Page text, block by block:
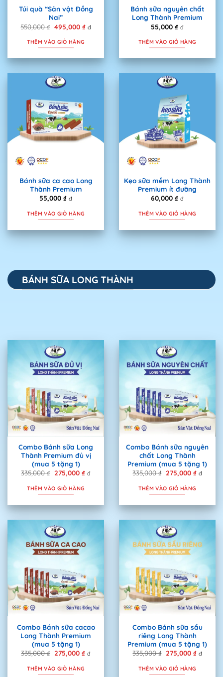
Túi quà “Sản vật Đồng
Nai”
550,000₫ Giá
là:
550,000 ₫.
495,000 ₫Giá
đ
THÊM VÀO GIỎ HÀNG
Bánh sữa nguyên chất
Long Thành Premium
55,000 ₫ đ
THÊM VÀO GIỎ HÀNG
Bánh sữa ca cao Long
Thành Premium
55,000 ₫ đ
THÊM VÀO GIỎ HÀNG
Kẹo sữa mềm Long Thành
Premium ít đường
60,000 ₫ đ
THÊM VÀO GIỎ HÀNG
BÁNH SỮA LONG THÀNH
Combo Bánh sữa Long
Thành Premium đủ vị
(mua 5 tặng 1)
335,000₫ Giá
là:
335,000 ₫.
275,000 ₫Giá
đ
THÊM VÀO GIỎ HÀNG
Combo Bánh sữa nguyên
chất Long Thành
Premium (mua 5 tặng 1)
335,000₫ Giá
là:
335,000 ₫.
275,000 ₫Giá
đ
THÊM VÀO GIỎ HÀNG
Combo Bánh sữa cacao
Long Thành Premium
(mua 5 tặng 1)
335,000₫ Giá
là:
335,000 ₫.
275,000 ₫Giá
đ
THÊM VÀO GIỎ HÀNG
Combo Bánh sữa sầu
riêng Long Thành
Premium (mua 5 tặng 1)
335,000₫ Giá
là:
335,000 ₫.
275,000 ₫Giá
đ
THÊM VÀO GIỎ HÀNG